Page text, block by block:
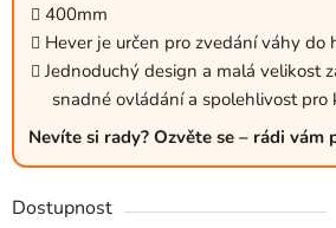
400mm
Hever je určen pro zvedání váhy
Jednoduchý design a malá velikost
snadné ovládání a spolehlivost pro
Nevíte si rady? Ozvěte se – rádi vám
Dostupnost